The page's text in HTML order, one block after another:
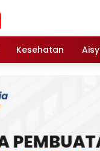
Kesehatan